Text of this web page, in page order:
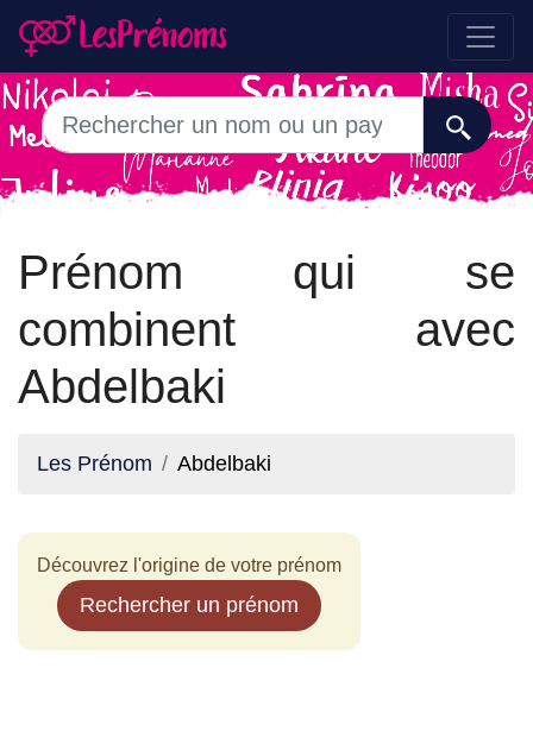
Prénom qui se
combinent avec
Abdelbaki
Les Prénom Abdelbaki
Découvrez l'origine de votre prénom
Rechercher un prénom